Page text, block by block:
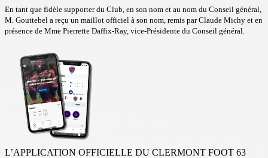
En tant que fidèle supporter du Club, en son nom et au nom du Conseil général,
M. Gouttebel a reçu un maillot officiel à son nom, remis par Claude Michy et en
présence de Mme Pierrette Daffix-Ray, vice-Présidente du Conseil général.
L’APPLICATION OFFICIELLE DU CLERMONT FOOT 63